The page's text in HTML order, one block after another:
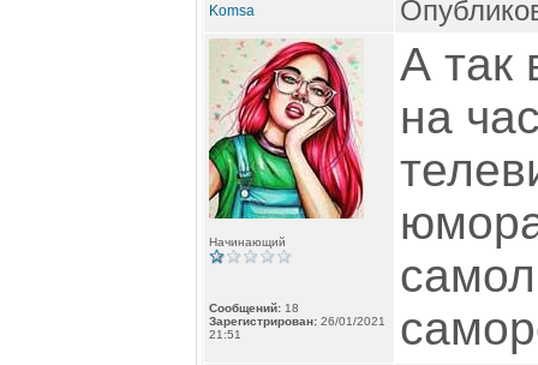
Komsa
Начинающий
Сообщений: 18
Зарегистрирован: 26/01/2021
21:51
А так
на